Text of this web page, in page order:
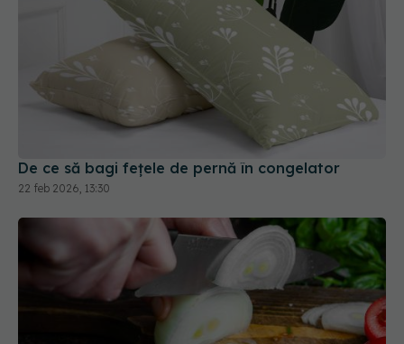
De ce să bagi fețele de pernă în congelator
22 feb 2026, 13:30